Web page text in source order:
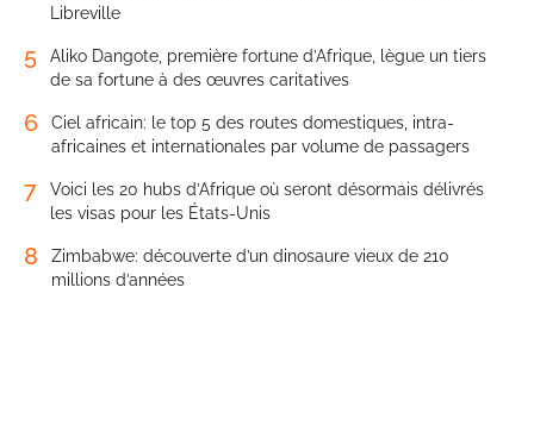
Libreville
5
Aliko Dangote, première fortune d’Afrique, lègue un tiers
de sa fortune à des œuvres caritatives
6
Ciel africain: le top 5 des routes domestiques, intra-
africaines et internationales par volume de passagers
7
Voici les 20 hubs d’Afrique où seront désormais délivrés
les visas pour les États-Unis
8
Zimbabwe: découverte d’un dinosaure vieux de 210
millions d’années